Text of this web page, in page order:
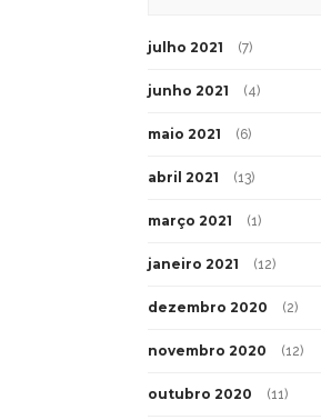
julho 2021 (7)
junho 2021 (4)
maio 2021 (6)
abril 2021 (13)
março 2021 (1)
janeiro 2021 (12)
dezembro 2020 (2)
novembro 2020 (12)
outubro 2020 (11)